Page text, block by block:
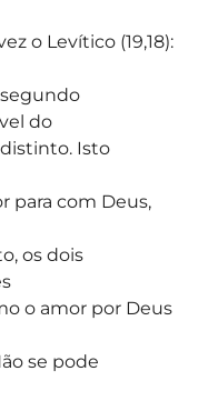
o Levítico (19,18):
do
Isto
para com Deus,
os dois
o amor por Deus
se pode